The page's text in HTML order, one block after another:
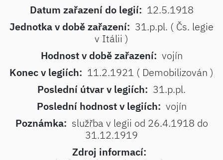
Datum zařazení do legií: 12.5.1918
Jednotka v době zařazení: 31.p.pl. ( Čs. legie
v Itálii )
Hodnost v době zařazení: vojín
Konec v legiích: 11.2.1921 ( Demobilizován )
Poslední útvar v legiích: 31.p.pl.
Poslední hodnost v legiích: vojín
Poznámka: služřba v legii od 26.4.1918 do
31.12.1919
Zdroj informací: